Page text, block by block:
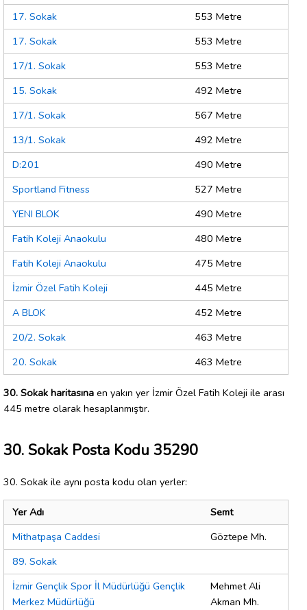
17. Sokak
553 Metre
17. Sokak
553 Metre
17/1. Sokak
553 Metre
15. Sokak
492 Metre
17/1. Sokak
567 Metre
13/1. Sokak
492 Metre
D:201
490 Metre
Sportland Fitness
527 Metre
YENI BLOK
490 Metre
Fatih Koleji Anaokulu
480 Metre
Fatih Koleji Anaokulu
475 Metre
İzmir Özel Fatih Koleji
445 Metre
A BLOK
452 Metre
20/2. Sokak
463 Metre
20. Sokak
463 Metre
30. Sokak haritasına en yakın yer İzmir Özel Fatih Koleji ile arası
445 metre olarak hesaplanmıştır.
30. Sokak Posta Kodu 35290
30. Sokak ile aynı posta kodu olan yerler:
Yer Adı
Semt
Mithatpaşa Caddesi
Göztepe Mh.
89. Sokak
İzmir Gençlik Spor İl Müdürlüğü Gençlik
Merkez Müdürlüğü
Mehmet Ali
Akman Mh.